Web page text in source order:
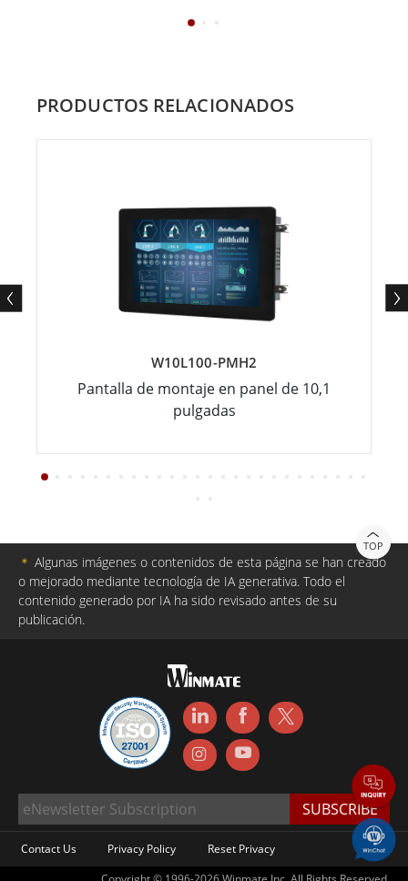
PRODUCTOS RELACIONADOS
W10L100-PMH2
Pantalla de montaje en panel de 10,1
pulgadas
TOP
＊ Algunas imágenes o contenidos de esta página se han creado
o mejorado mediante tecnología de IA generativa. Todo el
contenido generado por IA ha sido revisado antes de su
publicación.
Contact Us Privacy Policy
Reset Privacy